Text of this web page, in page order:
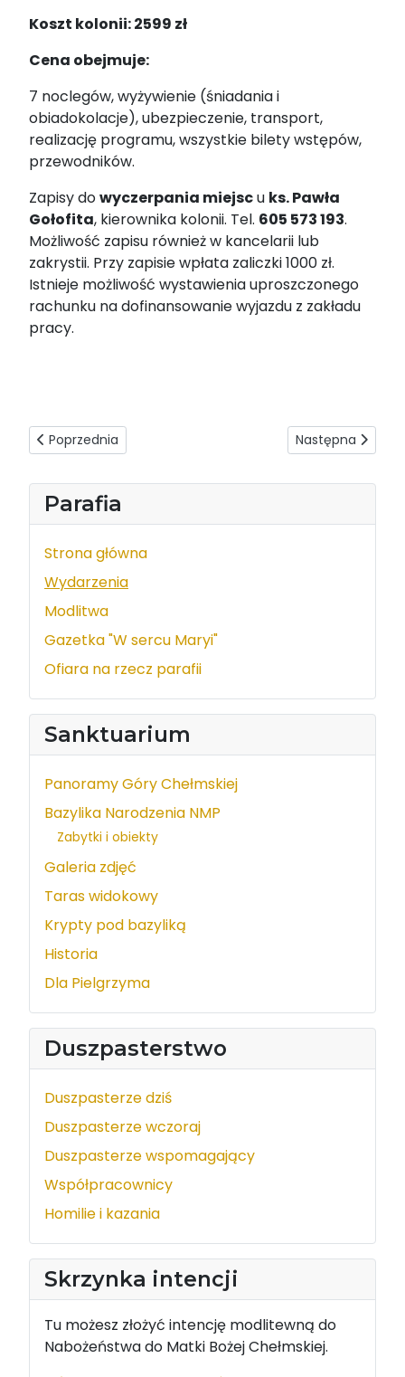
Parafia
Strona główna
Wydarzenia
Modlitwa
Gazetka "W sercu Maryi"
Ofiara na rzecz parafii
Sanktuarium
Panoramy Góry Chełmskiej
Bazylika Narodzenia NMP
Zabytki i obiekty
Galeria zdjęć
Taras widokowy
Krypty pod bazyliką
Historia
Dla Pielgrzyma
Duszpasterstwo
Duszpasterze dziś
Duszpasterze wczoraj
Duszpasterze wspomagający
Współpracownicy
Homilie i kazania
Skrzynka intencji
Tu możesz złożyć intencję modlitewną do
Nabożeństwa do Matki Bożej Chełmskiej.
Koszt kolonii: 2599 zł
Cena obejmuje:
7 noclegów, wyżywienie (śniadania i
obiadokolacje), ubezpieczenie, transport,
realizację programu, wszystkie bilety wstępów,
przewodników.
Zapisy dowyczerpania miejscu ks. Pawła
Gołofita, kierownika kolonii. Tel. 605 573 193.
Możliwość zapisu również w kancelarii lub
zakrystii. Przy zapisie wpłata zaliczki 1000 zł.
Istnieje możliwość wystawienia uproszczonego
rachunku na dofinansowanie wyjazdu z zakładu
pracy.
Poprzednia strona: Wręczenie nagród Przyjaciel Dziecka
Poprzednia Następna
Następna